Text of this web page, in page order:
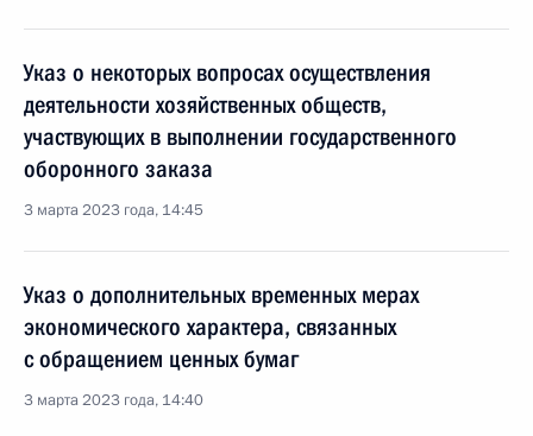
Указ о некоторых вопросах осуществления
деятельности хозяйственных обществ,
участвующих в выполнении государственного
оборонного заказа
3 марта 2023 года, 14:45
Указ о дополнительных временных мерах
экономического характера, связанных
с обращением ценных бумаг
3 марта 2023 года, 14:40